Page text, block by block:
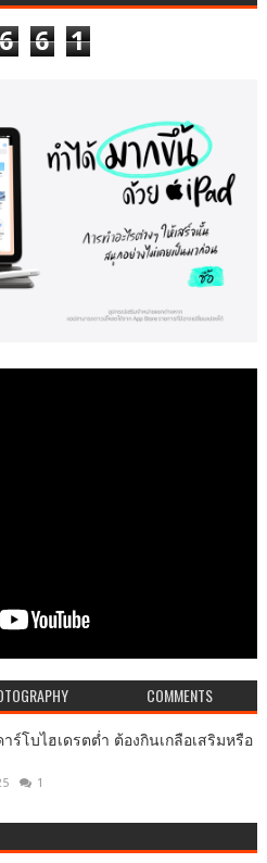
6 6 1
COMMENTS
ร์โบไฮเดรตต่ำ ต้องกินเกลือเสริมหรือ
1